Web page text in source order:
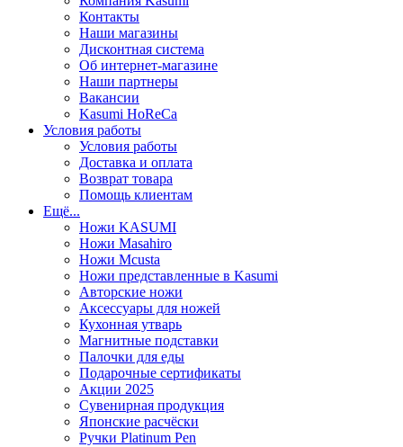
Контакты
Наши магазины
Дисконтная система
Об интернет-магазине
Наши партнеры
Вакансии
Kasumi HoReCa
Условия работы
Условия работы
Доставка и оплата
Возврат товара
Помощь клиентам
Ещё...
Ножи KASUMI
Ножи Masahiro
Ножи Mcusta
Ножи представленные в Kasumi
Авторские ножи
Аксессуары для ножей
Кухонная утварь
Магнитные подставки
Палочки для еды
Подарочные сертификаты
Акции 2025
Сувенирная продукция
Японские расчёски
Ручки Platinum Pen